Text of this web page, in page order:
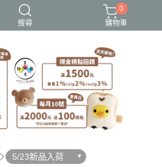
搜尋
憂傷馬戲團
拉拉熊
0
購物車
5/23新品入荷